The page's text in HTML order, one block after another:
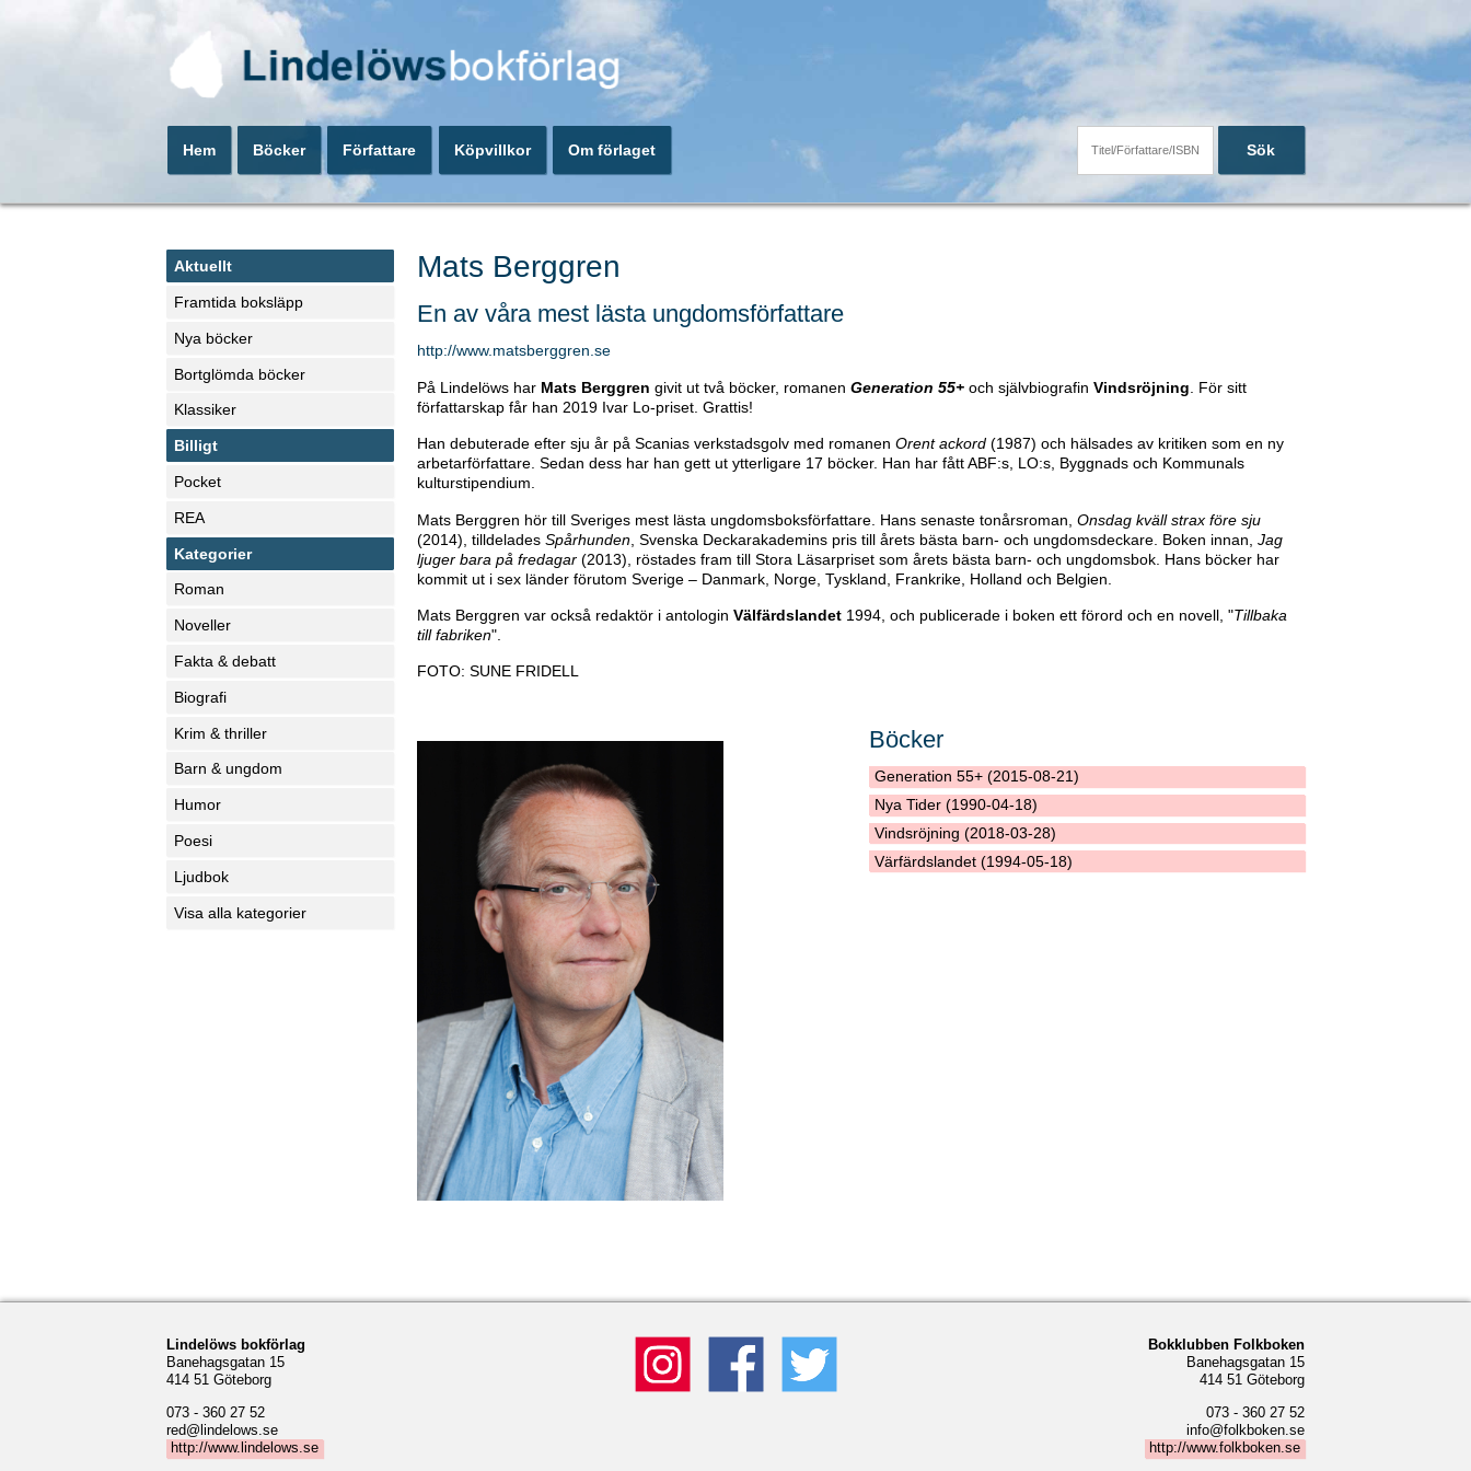
Hem Böcker Författare Köpvillkor Om förlaget Sök
Aktuellt
Framtida boksläpp
Nya böcker
Bortglömda böcker
Klassiker
Billigt
Pocket
REA
Kategorier
Roman
Noveller
Fakta & debatt
Biografi
Krim & thriller
Barn & ungdom
Humor
Poesi
Ljudbok
Visa alla kategorier
Mats Berggren
En av våra mest lästa ungdomsförfattare
http://www.matsberggren.se
På Lindelöws har Mats Berggren givit ut två böcker, romanen Generation 55+och självbiografin Vindsröjning . För sitt
författarskap får han 2019 Ivar Lo-priset. Grattis!
Han debuterade efter sju år på Scanias verkstadsgolv med romanen Orent ackord(1987) och hälsades av kritiken som en ny
arbetarförfattare. Sedan dess har han gett ut ytterligare 17 böcker. Han har fått ABF:s, LO:s, Byggnads och Kommunals
kulturstipendium.
Mats Berggren hör till Sveriges mest lästa ungdomsboksförfattare. Hans senaste tonårsroman, Onsdag kväll strax före sju
(2014), tilldelades Spårhunden, Svenska Deckarakademins pris till årets bästa barn- och ungdomsdeckare. Boken innan, Jag
ljuger bara på fredagar(2013), röstades fram till Stora Läsarpriset som årets bästa barn- och ungdomsbok. Hans böcker har
kommit ut i sex länder förutom Sverige – Danmark, Norge, Tyskland, Frankrike, Holland och Belgien.
Mats Berggren var också redaktör i antologin Välfärdslandet1994, och publicerade i boken ett förord och en novell, "Tillbaka
till fabriken".
FOTO: SUNE FRIDELL
Böcker
Generation 55+ (2015-08-21)
Nya Tider (1990-04-18)
Vindsröjning (2018-03-28)
Värfärdslandet (1994-05-18)
Lindelöws bokförlag
Banehagsgatan 15
414 51 Göteborg
073 - 360 27 52
red@lindelows.se
http://www.lindelows.se
Bokklubben Folkboken
Banehagsgatan 15
414 51 Göteborg
073 - 360 27 52
info@folkboken.se
http://www.folkboken.se